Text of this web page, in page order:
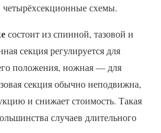
четырёхсекционные схемы.
состоит из спинной, тазовой и
секция регулируется для
положения, ножная — для
секция обычно неподвижна,
и снижает стоимость. Такая
случаев длительного